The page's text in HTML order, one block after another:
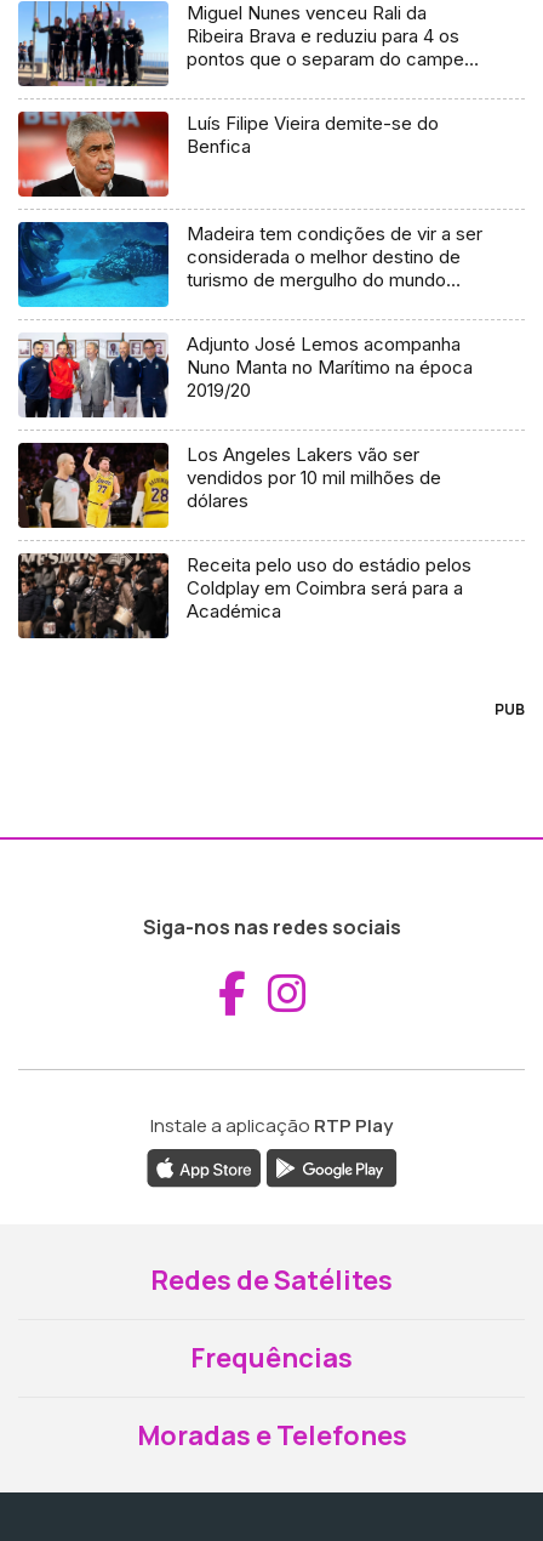
Miguel Nunes venceu Rali da
Ribeira Brava e reduziu para 4 os
pontos que o separam do campeão
Luís Filipe Vieira demite-se do
Benfica
Madeira tem condições de vir a ser
considerada o melhor destino de
turismo de mergulho do mundo
Adjunto José Lemos acompanha
Nuno Manta no Marítimo na época
2019/20
Los Angeles Lakers vão ser
vendidos por 10 mil milhões de
dólares
Receita pelo uso do estádio pelos
Coldplay em Coimbra será para a
Académica
PUB
Siga-nos nas redes sociais
Aceder ao
Instale a aplicação RTP Play
Redes de Satélites
Frequências
Moradas e Telefones